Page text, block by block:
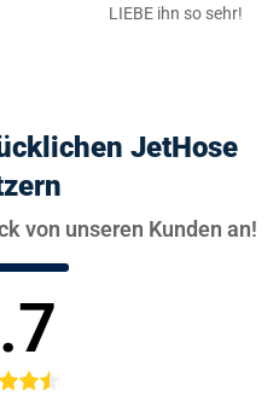
LIEBE ihn so sehr!
JetHose
von unseren Kunden an!